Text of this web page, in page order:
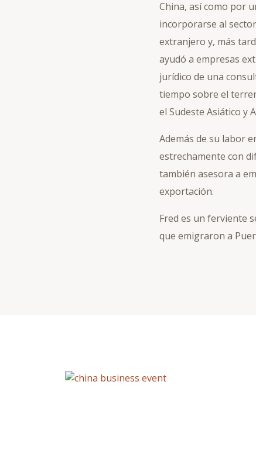
China, así como por
incorporarse al
extranjero y, más
ayudó a empresas
jurídico de una
tiempo sobre el
el Sudeste Asiático y
Además de su labor
estrechamente con
también asesora a
exportación.
Fred es un ferviente
que emigraron a